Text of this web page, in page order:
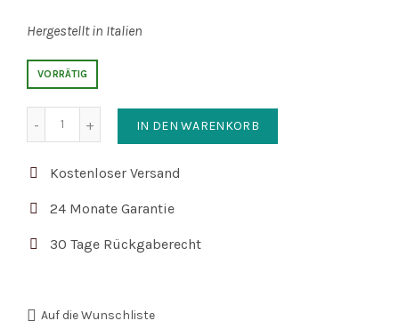
Hergestellt in Italien
VORRÄTIG
IN DEN WARENKORB
Kostenloser Versand
24 Monate Garantie
30 Tage Rückgaberecht
Auf die Wunschliste